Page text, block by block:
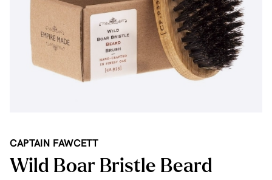
CAPTAIN FAWCETT
Wild Boar Bristle Beard